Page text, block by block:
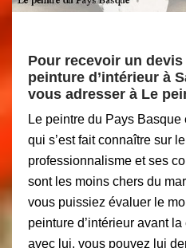
Pour recevoir un
peinture d’intérieur à
vous adresser à Le
Le peintre du Pays Basque
qui s’est fait connaître sur
professionnalisme et ses
sont les moins chers du
vous puissiez évaluer le
peinture d’intérieur avant
avec lui, vous pouvez lui